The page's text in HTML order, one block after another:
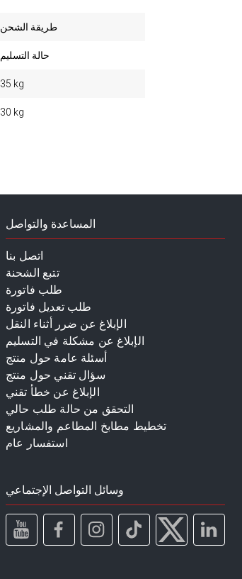
طريقة الشحن
حالة التسليم
35 kg
30 kg
المساعدة والتواصل
اتصل بنا
تتبع الشحنة
طلب فاتورة
طلب تعديل فاتورة
الإبلاغ عن ضرر أثناء النقل
الإبلاغ عن مشكلة في التسليم
أسئلة عامة حول منتج
سؤال تقني حول منتج
الإبلاغ عن خطأ تقني
التحقق من حالة طلب حالي
تخطيط مطابخ المطاعم والمشاريع
استفسار عام
وسائل التواصل الإجتماعي